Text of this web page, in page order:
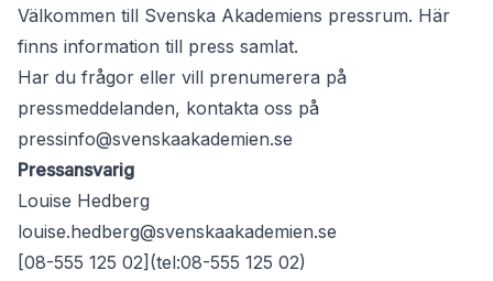
Välkommen till Svenska Akademiens pressrum. Här
finns information till press samlat.
Har du frågor eller vill prenumerera på
pressmeddelanden, kontakta oss på
pressinfo@svenskaakademien.se
Pressansvarig
Louise Hedberg
louise.hedberg@svenskaakademien.se
[08-555 125 02](tel:08-555 125 02)